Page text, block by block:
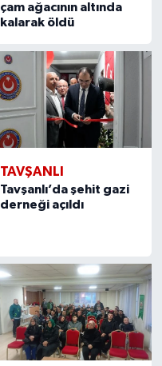
çam ağacının altında
kalarak öldü
TAVŞANLI
Tavşanlı’da şehit gazi
derneği açıldı